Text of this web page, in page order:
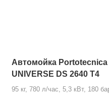
Автомойка Portotecnica
UNIVERSE DS 2640 T4
95 кг, 780 л/час, 5,3 кВт, 180